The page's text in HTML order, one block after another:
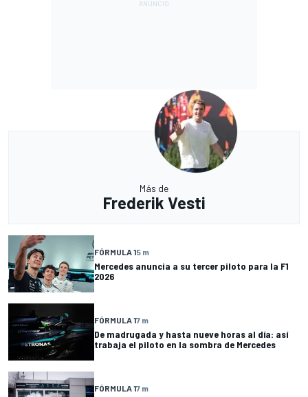
Más de
Frederik Vesti
FÓRMULA 15 m
Mercedes anuncia a su tercer piloto para la F1
2026
FÓRMULA 17 m
De madrugada y hasta nueve horas al día: así
trabaja el piloto en la sombra de Mercedes
FÓRMULA 17 m